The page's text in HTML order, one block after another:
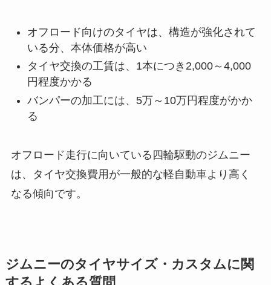
オフロード向けのタイヤは、構造が強化されて
いる分、本体価格が高い
タイヤ交換の工賃は、1本につき2,000～4,000
円程度かかる
バンパーの加工には、5万～10万円程度がかか
る
オフロード走行に向いている四輪駆動のジムニー
は、タイヤ交換費用が一般的な軽自動車より高く
なる傾向です。
ジムニーのタイヤサイズ・カスタムに関